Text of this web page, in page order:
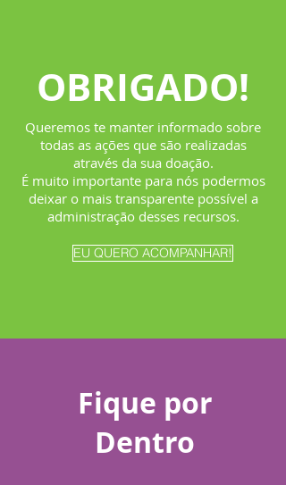
OBRIGADO!
Queremos te manter informado sobre
todas as ações que são realizadas
através da sua doação.
É muito importante para nós podermos
deixar o mais transparente possível a
administração desses recursos.
EU QUERO ACOMPANHAR!
Fique por
Dentro